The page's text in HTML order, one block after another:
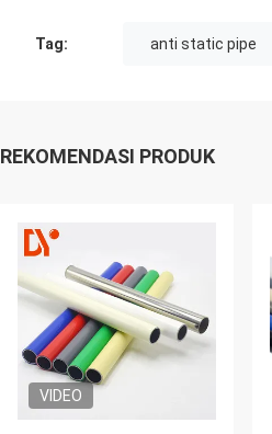
Tag: anti static pipe
REKOMENDASI PRODUK
VIDEO